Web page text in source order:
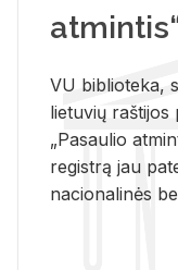
VU biblioteka,
lietuvių raštijos
„Pasaulio
registrą jau
nacionalinės